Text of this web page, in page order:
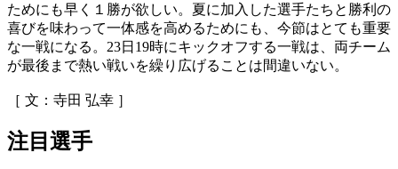
ためにも早く１勝が欲しい。夏に加入した選手たちと勝利の
喜びを味わって一体感を高めるためにも、今節はとても重要
な一戦になる。23日19時にキックオフする一戦は、両チーム
が最後まで熱い戦いを繰り広げることは間違いない。
［ 文：寺田 弘幸 ］
注目選手